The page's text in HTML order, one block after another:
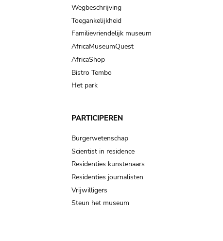
Wegbeschrijving
Toegankelijkheid
Familievriendelijk museum
AfricaMuseumQuest
AfricaShop
Bistro Tembo
Het park
PARTICIPEREN
Burgerwetenschap
Scientist in residence
Residenties kunstenaars
Residenties journalisten
Vrijwilligers
Steun het museum